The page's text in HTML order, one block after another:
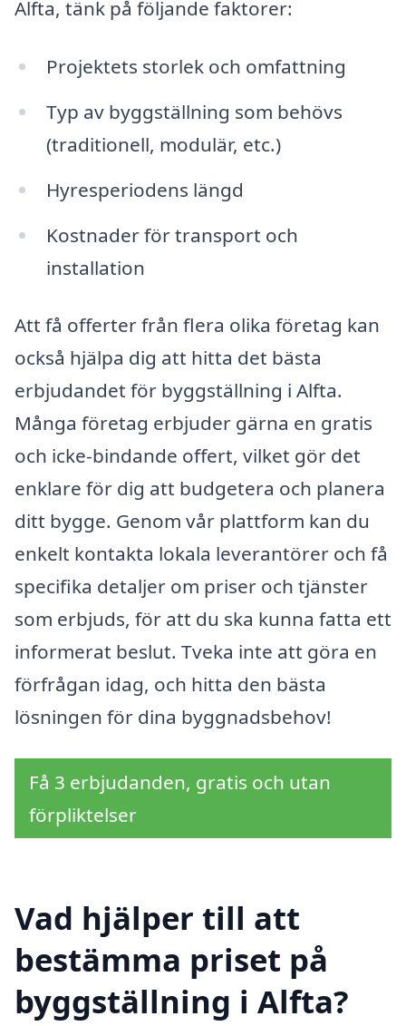
Alfta, tänk på följande faktorer:
Projektets storlek och omfattning
Typ av byggställning som behövs
(traditionell, modulär, etc.)
Hyresperiodens längd
Kostnader för transport och
installation
Att få offerter från flera olika företag kan
också hjälpa dig att hitta det bästa
erbjudandet för byggställning i Alfta.
Många företag erbjuder gärna en gratis
och icke-bindande offert, vilket gör det
enklare för dig att budgetera och planera
ditt bygge. Genom vår plattform kan du
enkelt kontakta lokala leverantörer och få
specifika detaljer om priser och tjänster
som erbjuds, för att du ska kunna fatta ett
informerat beslut. Tveka inte att göra en
förfrågan idag, och hitta den bästa
lösningen för dina byggnadsbehov!
Få 3 erbjudanden, gratis och utan
förpliktelser
Vad hjälper till att
bestämma priset på
byggställning i Alfta?